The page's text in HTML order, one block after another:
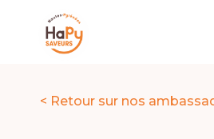
< Retour sur nos